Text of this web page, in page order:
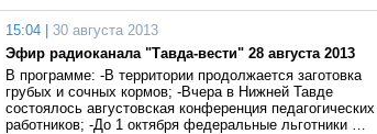
15:04 |
30 августа 2013
Эфир радиоканала "Тавда-вести" 28 августа 2013
В программе: -В территории продолжается заготовка
грубых и сочных кормов; -Вчера в Нижней Тавде
состоялось августовская конференция педагогических
работников; -До 1 октября федеральные льготники …